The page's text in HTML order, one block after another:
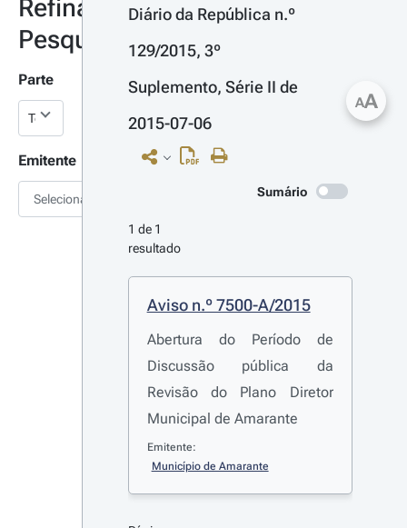
Refinar
Pesquisa
Parte
Emitente
Selecionar
Diário da República n.º
129/2015, 3º
Suplemento, Série II de
2015-07-06
Sumário
1 de 1
resultado
Aviso n.º 7500-A/2015
Abertura do Período de
Discussão pública da
Revisão do Plano Diretor
Municipal de Amarante
Emitente:
Município de Amarante
AA